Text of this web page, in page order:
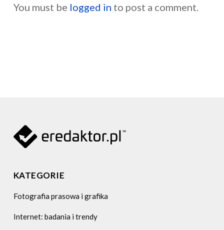
You must be logged in to post a comment.
KATEGORIE
Fotografia prasowa i grafika
Internet: badania i trendy